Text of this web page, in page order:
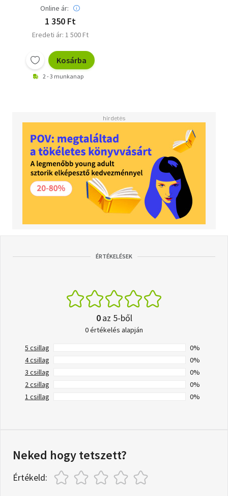
Online ár:
1 350 Ft
Eredeti ár: 1 500 Ft
Kosárba
2 - 3 munkanap
ÉRTÉKELÉSEK
0az 5-ből
0 értékelés alapján
5 csillag
0%
4 csillag
0%
3 csillag
0%
2 csillag
0%
1 csillag
0%
Neked hogy tetszett?
Értékeld: